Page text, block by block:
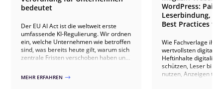
bedeutet
Der EU AI Act ist die weltweit erste
umfassende KI-Regulierung. Wir ordnen
ein, welche Unternehmen wie betroffen
sind, was bereits heute gilt, warum sich
zentrale Fristen verschoben haben und
MEHR ERFAHREN $
WordPress: Paid
Leserbindung,
Best Practices für
Wie Fachverlage ihre
wertvollsten digitalen
Heftinhalte
schützen, Leser
nutzen, Anzeigen